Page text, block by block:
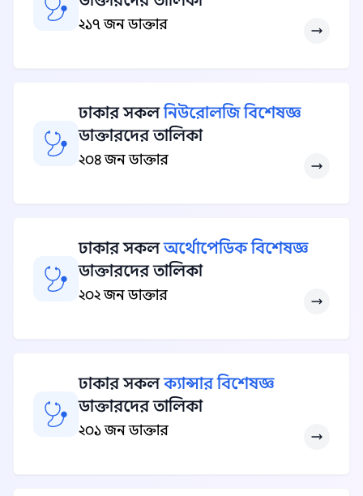
২১৭ জন ডাক্তার
ঢাকার সকলনিউরোলজি বিশেষজ্ঞ
ডাক্তারদের তালিকা
২০৪ জন ডাক্তার
ঢাকার সকলঅর্থোপেডিক বিশেষজ্ঞ
ডাক্তারদের তালিকা
২০২ জন ডাক্তার
ঢাকার সকলক্যান্সার বিশেষজ্ঞ
ডাক্তারদের তালিকা
২০১ জন ডাক্তার